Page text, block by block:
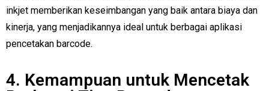
inkjet memberikan keseimbangan yang baik antara biaya dan
kinerja, yang menjadikannya ideal untuk berbagai aplikasi
pencetakan barcode.
4. Kemampuan untuk Mencetak